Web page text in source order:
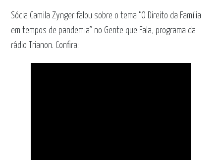
Sócia Camila Zynger falou sobre o tema “O Direito da Família
em tempos de pandemia” no Gente que Fala, programa da
rádio Trianon. Confira: